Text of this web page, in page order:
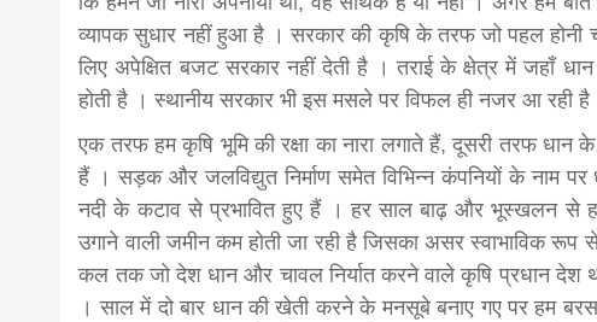
व्यापक सुधार नहीं हुआ है । सरकार की कृषि के तरफ जो पहल होनी
लिए अपेक्षित बजट सरकार नहीं देती है । तराई के क्षेत्र में जहाँ
होती है । स्थानीय सरकार भी इस मसले पर विफल ही नजर आ रही है
एक तरफ हम कृषि भूमि की रक्षा का नारा लगाते हैं, दूसरी तरफ
हैं । सड़क और जलविद्युत निर्माण समेत विभिन्न कंपनियों के नाम
नदी के कटाव से प्रभावित हुए हैं । हर साल बाढ़ और भूस्खलन से
उगाने वाली जमीन कम होती जा रही है जिसका असर स्वाभाविक
कल तक जो देश धान और चावल निर्यात करने वाले कृषि प्रधान
। साल में दो बार धान की खेती करने के मनसूबे बनाए गए पर हम